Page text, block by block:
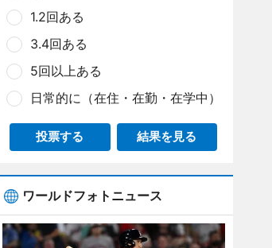
1.2回ある
3.4回ある
5回以上ある
日常的に（在住・在勤・在学中）
投票する 結果を見る
ワールドフォトニュース